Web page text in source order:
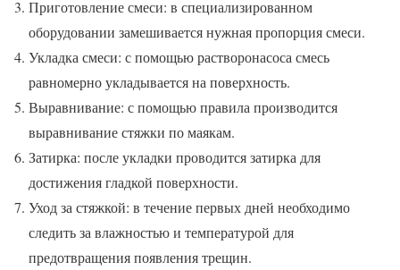
Приготовление смеси: в специализированном
оборудовании замешивается нужная пропорция смеси.
Укладка смеси: с помощью растворонасоса смесь
равномерно укладывается на поверхность.
Выравнивание: с помощью правила производится
выравнивание стяжки по маякам.
Затирка: после укладки проводится затирка для
достижения гладкой поверхности.
Уход за стяжкой: в течение первых дней необходимо
следить за влажностью и температурой для
предотвращения появления трещин.